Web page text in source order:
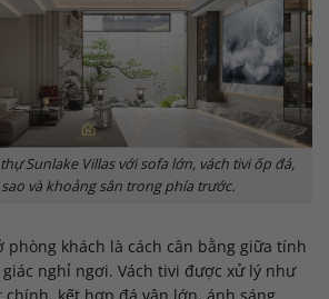
Sunlake Villas với sofa lớn, vách tivi ốp đá,
và khoảng sân trong phía trước.
phòng khách là cách cân bằng giữa tính
nghỉ ngơi. Vách tivi được xử lý như